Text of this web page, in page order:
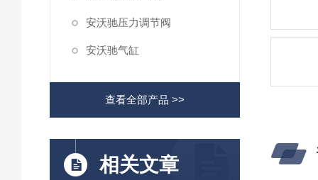
安沃驰压力调节阀
安沃驰气缸
查看全部产品 >>
相关文章